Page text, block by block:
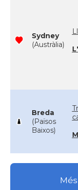
Sydney
(Austràlia)
Breda
(Països
Baixos)